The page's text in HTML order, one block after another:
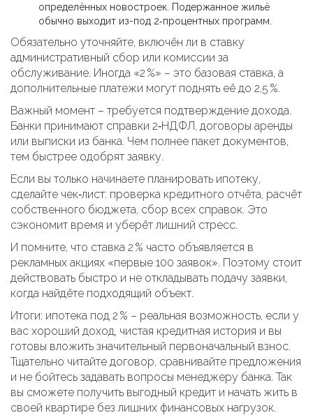
определённых новостроек. Подержанное жильё
обычно выходит из-под 2‑процентных программ.
Обязательно уточняйте, включён ли в ставку
административный сбор или комиссии за
обслуживание. Иногда «2 %» – это базовая ставка, а
дополнительные платежи могут поднять её до 2,5 %.
Важный момент – требуется подтверждение дохода.
Банки принимают справки 2‑НДФЛ, договоры аренды
или выписки из банка. Чем полнее пакет документов,
тем быстрее одобрят заявку.
Если вы только начинаете планировать ипотеку,
сделайте чек‑лист: проверка кредитного отчёта, расчёт
собственного бюджета, сбор всех справок. Это
сэкономит время и уберёт лишний стресс.
И помните, что ставка 2 % часто объявляется в
рекламных акциях «первые 100 заявок». Поэтому стоит
действовать быстро и не откладывать подачу заявки,
когда найдёте подходящий объект.
Итоги: ипотека под 2 % – реальная возможность, если у
вас хороший доход, чистая кредитная история и вы
готовы вложить значительный первоначальный взнос.
Тщательно читайте договор, сравнивайте предложения
и не бойтесь задавать вопросы менеджеру банка. Так
вы сможете получить выгодный кредит и начать жить в
своей квартире без лишних финансовых нагрузок.